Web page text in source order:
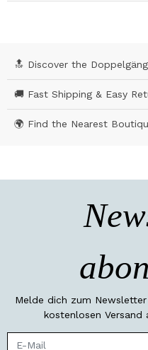
🔝 Discover the
🚚 Fast Shipping & Easy
🌍 Find the Nearest
Melde dich zum
kostenlosen Versand